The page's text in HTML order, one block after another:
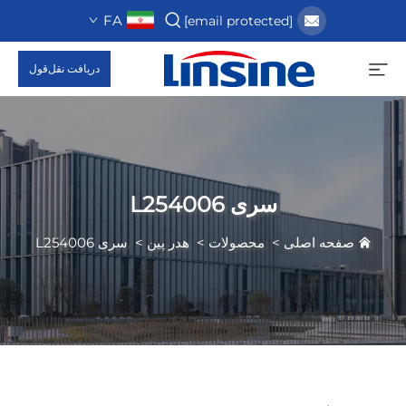
[email protected]
FA
دریافت نقل‌قول
سری L254006
صفحه اصلی > محصولات > هدر پین > سری L254006